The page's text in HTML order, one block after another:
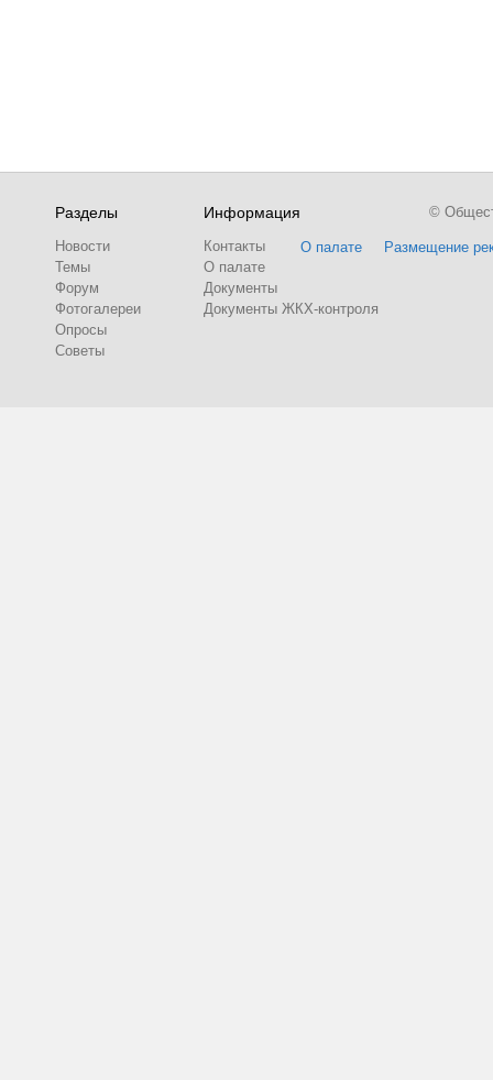
Разделы
Новости
Темы
Форум
Фотогалереи
Опросы
Советы
Информация
Контакты
О палате
Документы
Документы ЖКХ-контроля
О палате Размещение
©